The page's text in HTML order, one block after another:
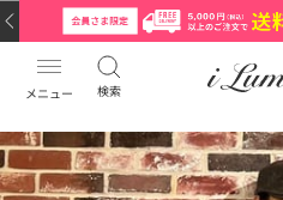
メニュー 検索